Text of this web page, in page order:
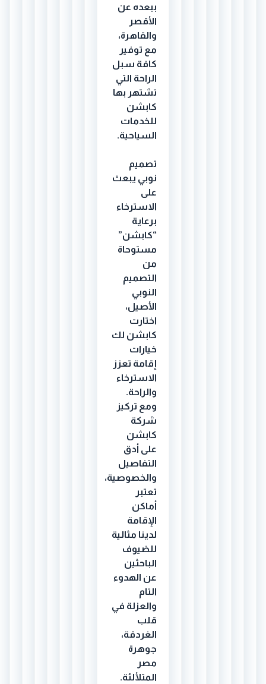
ببعده عن
الأقصر
والقاهرة،
مع توفير
كافة سبل
الراحة التي
تشتهر بها
كابشن
للخدمات
السياحية.
تصميم
نوبي يبعث
على
الاسترخاء
برعاية
“كابشن”
مستوحاة
من
التصميم
النوبي
الأصيل،
اختارت
كابشن لك
خيارات
إقامة تعزز
الاسترخاء
والراحة.
ومع تركيز
شركة
كابشن
على أدق
التفاصيل
والخصوصية،
تعتبر
أماكن
الإقامة
لدينا مثالية
للضيوف
الباحثين
عن الهدوء
التام
والعزلة في
قلب
الغردقة،
جوهرة
مصر
المتلألئة.